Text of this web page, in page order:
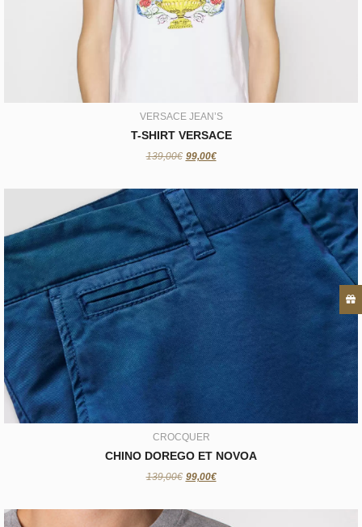
VERSACE JEAN’S
T-SHIRT VERSACE
139,00€ 99,00€
99,00€
CROCQUER
CHINO DOREGO ET NOVOA
139,00€ 99,00€
CROCQUER
CHINO DOREGO ET NOVOA
99,00€